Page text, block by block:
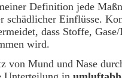
Definition jede
schädlicher Einflüsse.
dass Stoffe,
wird.
von Mund und Nase